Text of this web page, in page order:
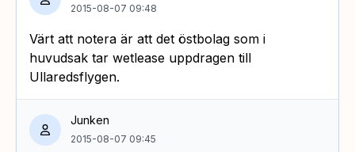
2015-08-07 09:48
Värt att notera är att det östbolag som i
huvudsak tar wetlease uppdragen till
Ullaredsflygen.
Junken
2015-08-07 09:45